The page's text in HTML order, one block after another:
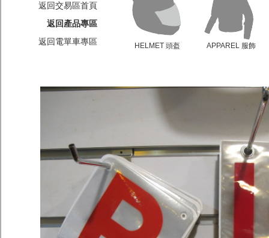
返回交易區首頁
返回產品專區
返回電單車專區
HELMET 頭盔 APPAREL 服飾